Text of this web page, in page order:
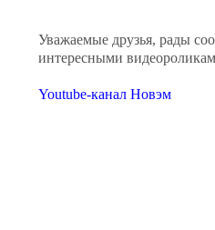
Уважаемые друзья, рады
интересными
Youtube-канал Новэм